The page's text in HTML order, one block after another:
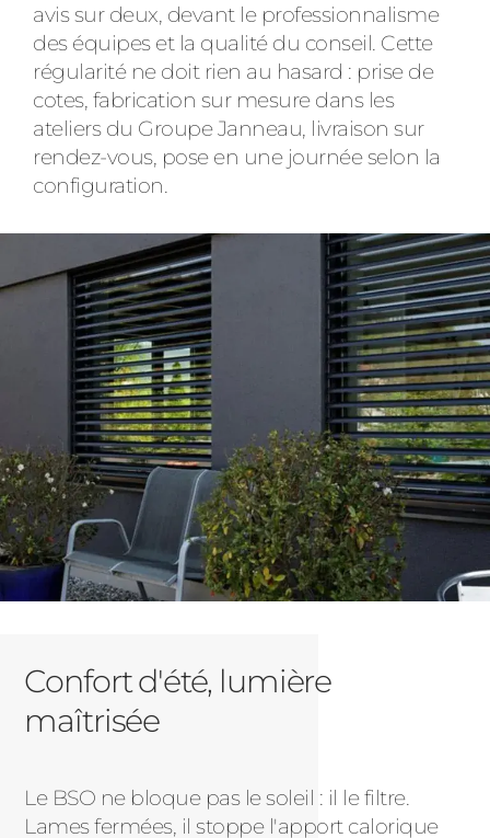
avis sur deux, devant le professionnalisme
des équipes et la qualité du conseil. Cette
régularité ne doit rien au hasard : prise de
cotes, fabrication sur mesure dans les
ateliers du Groupe Janneau, livraison sur
rendez-vous, pose en une journée selon la
configuration.
Confort d'été, lumière
maîtrisée
Le BSO ne bloque pas le soleil : il le filtre.
Lames fermées, il stoppe l'apport calorique